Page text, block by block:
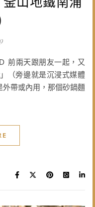
（旁邊就是沉浸式媒體
帶或內用，那個砂鍋麵